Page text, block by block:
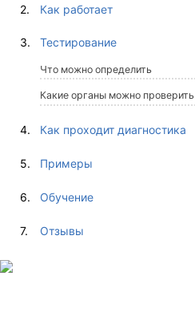
Как работает
Тестирование
Что можно определить
Какие органы можно проверить
Как проходит диагностика
Примеры
Обучение
Отзывы